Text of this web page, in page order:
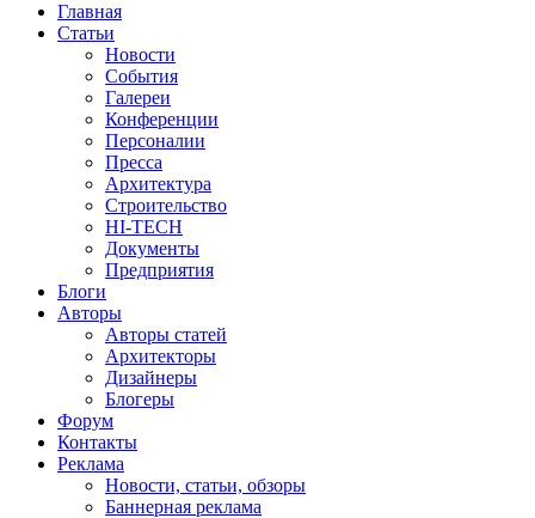
Главная
Статьи
Новости
События
Галереи
Конференции
Персоналии
Пресса
Архитектура
Строительство
HI-TECH
Документы
Предприятия
Блоги
Авторы
Авторы статей
Архитекторы
Дизайнеры
Блогеры
Форум
Контакты
Реклама
Новости, статьи, обзоры
Баннерная реклама